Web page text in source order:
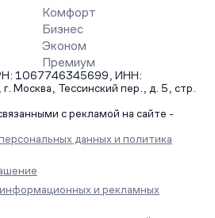
Комфорт
Бизнес
Эконом
Премиум
1067746345699, ИНН:
Тессинский пер., д. 5, стр.
с рекламой на сайте -
данных и политика
и рекламных